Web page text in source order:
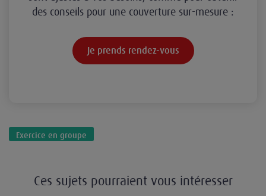
des conseils pour une couverture sur-mesure :
Je prends rendez-vous
Exercice en groupe
Ces sujets pourraient vous intéresser